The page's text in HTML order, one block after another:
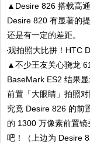
▲Desire 826 搭载高
Desire 820 有显著的
还是有一定的差距。
▲不少王友关心骁龙
BaseMark ES2 结果
前置「大眼睛」拍照对
究竟 Desire 826 的前
的 1300 万像素前置
吧！（上边为 Desire